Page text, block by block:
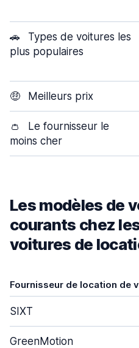
🚗
Types de voitures les
plus populaires
🤑 Meilleurs prix
👛
Le fournisseur le
moins cher
Les modèles de
courants chez
voitures de
Fournisseur de location de
SIXT
GreenMotion